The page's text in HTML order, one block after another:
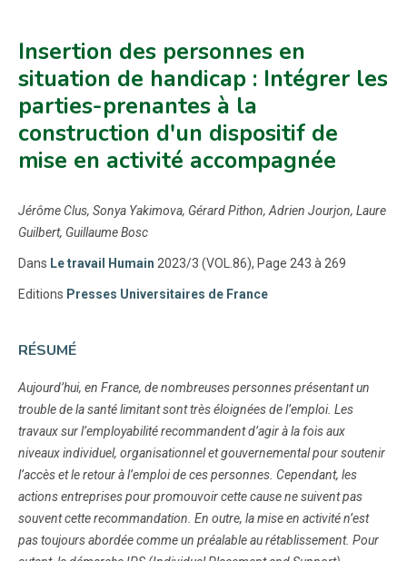
Insertion des personnes en
situation de handicap : Intégrer les
parties-prenantes à la
construction d'un dispositif de
mise en activité accompagnée
Jérôme Clus, Sonya Yakimova, Gérard Pithon, Adrien Jourjon, Laure
Guilbert, Guillaume Bosc
Dans Le travail Humain 2023/3 (VOL.86), Page 243 à 269
Editions Presses Universitaires de France
RÉSUMÉ
Aujourd’hui, en France, de nombreuses personnes présentant un
trouble de la santé limitant sont très éloignées de l’emploi. Les
travaux sur l’employabilité recommandent d’agir à la fois aux
niveaux individuel, organisationnel et gouvernemental pour soutenir
l’accès et le retour à l’emploi de ces personnes. Cependant, les
actions entreprises pour promouvoir cette cause ne suivent pas
souvent cette recommandation. En outre, la mise en activité n’est
pas toujours abordée comme un préalable au rétablissement. Pour